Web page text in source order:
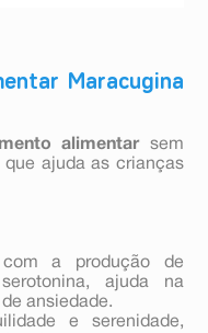
Maracugina
alimentarsem
ajuda as crianças
a produção de
ajuda na
ansiedade.
e serenidade,